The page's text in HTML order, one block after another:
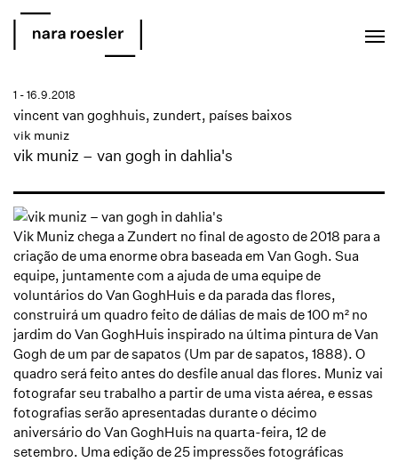
vik muniz – van gogh in dahlia's
vik muniz
vincent van goghhuis, zundert, países baixos
1 - 16.9.2018
Vik Muniz chega a Zundert no final de agosto de 2018 para a
criação de uma enorme obra baseada em Van Gogh. Sua
equipe, juntamente com a ajuda de uma equipe de
voluntários do Van GoghHuis e da parada das flores,
construirá um quadro feito de dálias de mais de 100 m² no
jardim do Van GoghHuis inspirado na última pintura de Van
Gogh de um par de sapatos (Um par de sapatos, 1888). O
quadro será feito antes do desfile anual das flores. Muniz vai
fotografar seu trabalho a partir de uma vista aérea, e essas
fotografias serão apresentadas durante o décimo
aniversário do Van GoghHuis na quarta-feira, 12 de
setembro. Uma edição de 25 impressões fotográficas